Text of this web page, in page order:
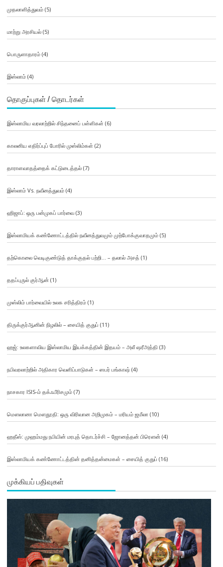
முதலாளித்துவம்(5)
மாற்று அரசியல்(5)
பொருளாதாரம்(4)
இஸ்லாம்(4)
தொகுப்புகள் / தொடர்கள்
இஸ்லாமிய வரலாற்றில் சிந்தனைப் பள்ளிகள் (6)
காலனிய எதிர்ப்புப் போரில் முஸ்லிம்கள் (2)
தாராளவாதத்தைக் கட்டுடைத்தல்(7)
இஸ்லாம் Vs. நவீனத்துவம்(4)
ஹிஜாப்: ஒரு பன்முகப் பார்வை(3)
இஸ்லாமியக் கண்ணோட்டத்தில் நவீனத்துவமும் முற்போக்குவாதமும்(5)
தற்கொலை வெடிகுண்டுத் தாக்குதல் பற்றி… – தலால் அசத் (1)
ததப்புருல் குர்ஆன் (1)
முஸ்லிம் பார்வையில் உலக சரித்திரம்(1)
திருக்குர்ஆனின் நிழலில் – சையித் குதுப் (11)
ஹஜ்: உலகளாவிய இஸ்லாமிய இயக்கத்தின் இதயம் – அலீ ஷரீஅத்தி (3)
நபிவரலாற்றில் அதிகார வெளிப்பாடுகள் – ஸபர் பங்காஷ் (4)
நாசகார ISIS-ம் தக்ஃபீரிசமும்(7)
மௌலானா மௌதூதி: ஒரு விரிவான அறிமுகம் – மரியம் ஜமீலா (10)
ஹதீஸ்: முஹம்மது நபியின் மரபுத் தொடர்ச்சி – ஜோனத்தன் பிரௌன் (4)
இஸ்லாமியக் கண்ணோட்டத்தின் தனித்தன்மைகள் – சையித் குதுப் (16)
முக்கியப் பதிவுகள்